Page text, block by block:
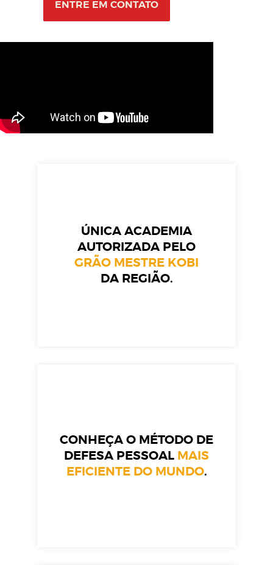
ENTRE EM CONTATO
ÚNICA ACADEMIA
AUTORIZADA PELO
GRÃO MESTRE KOBI
DA REGIÃO.
CONHEÇA O MÉTODO DE
DEFESA PESSOAL MAIS
EFICIENTE DO MUNDO.